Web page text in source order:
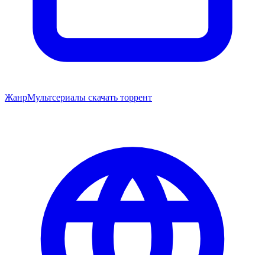
ЖанрМультсериалы скачать торрент